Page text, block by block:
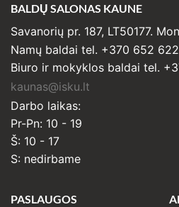
BALDŲ SALONAS KAUNE
Savanorių pr. 187, LT50177.
Namų baldai tel. +370 652
Biuro ir mokyklos baldai tel.
kaunas@isku.lt
Darbo laikas:
Pr-Pn: 10 - 19
Š: 10 - 17
S: nedirbame
PASLAUGOS